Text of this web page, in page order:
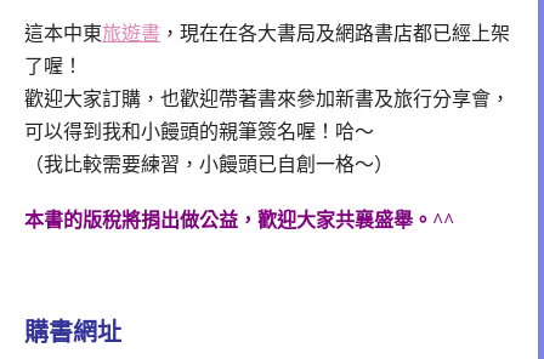
這本中東旅遊書 ，現在在各大書局及網路書店都已經上架
了喔！
歡迎大家訂購，也歡迎帶著書來參加新書及旅行分享會，
可以得到我和小饅頭的親筆簽名喔！哈～
（我比較需要練習，小饅頭已自創一格～）
本書的版稅將捐出做公益，歡迎大家共襄盛舉。^^
購書網址